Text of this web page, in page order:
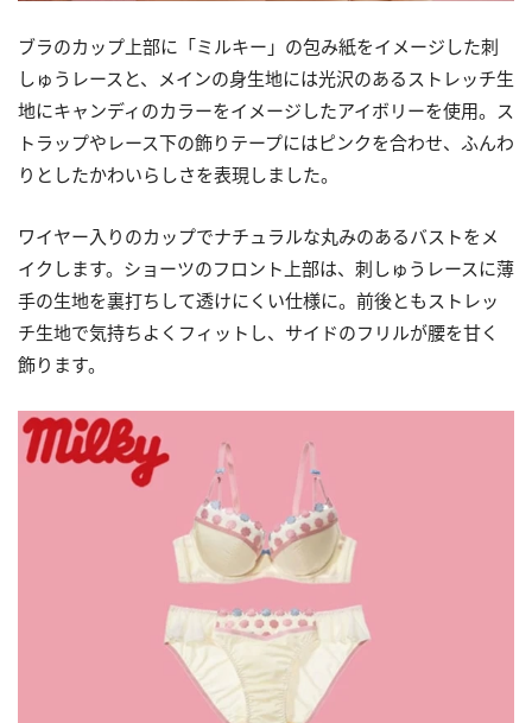
ブラのカップ上部に「ミルキー」の包み紙をイメージした刺
しゅうレースと、メインの身生地には光沢のあるストレッチ生
地にキャンディのカラーをイメージしたアイボリーを使用。ス
トラップやレース下の飾りテープにはピンクを合わせ、ふんわ
りとしたかわいらしさを表現しました。
ワイヤー入りのカップでナチュラルな丸みのあるバストをメ
イクします。ショーツのフロント上部は、刺しゅうレースに薄
手の生地を裏打ちして透けにくい仕様に。前後ともストレッ
チ生地で気持ちよくフィットし、サイドのフリルが腰を甘く
飾ります。